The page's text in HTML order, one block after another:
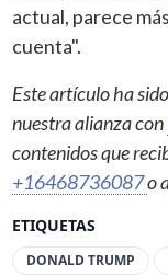
ETIQUETAS
DONALD TRUMP
actual, parece
cuenta".
Este artículo ha
nuestra alianza con
contenidos que
+16468736087o